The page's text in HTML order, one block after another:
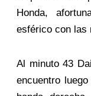
Honda,
esférico con las
Al minuto 43
encuentro